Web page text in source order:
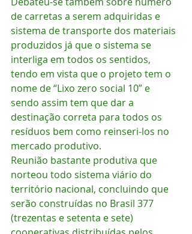
de carretas a serem adquiridas e
sistema de transporte dos materiais
produzidos já que o sistema se
interliga em todos os sentidos,
tendo em vista que o projeto tem o
nome de “Lixo zero social 10” e
sendo assim tem que dar a
destinação correta para todos os
resíduos bem como reinseri-los no
mercado produtivo.
Reunião bastante produtiva que
norteou todo sistema viário do
território nacional, concluindo que
serão construídas no Brasil 377
(trezentas e setenta e sete)